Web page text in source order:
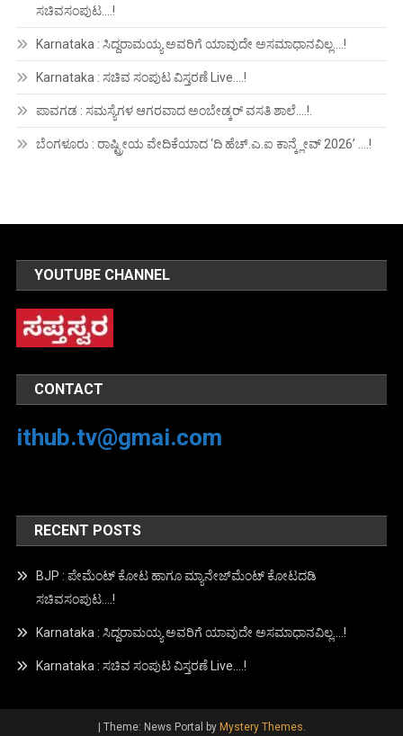
ಸಚಿವಸಂಪುಟ….!
Karnataka : ಸಿದ್ದರಾಮಯ್ಯ ಅವರಿಗೆ ಯಾವುದೇ ಅಸಮಾಧಾನವಿಲ್ಲ….!
Karnataka : ಸಚಿವ ಸಂಪುಟ ವಿಸ್ತರಣೆ Live….!
ಪಾವಗಡ : ಸಮಸ್ಯೆಗಳ ಆಗರವಾದ ಅಂಬೇಡ್ಕರ್ ವಸತಿ ಶಾಲೆ….!.
ಬೆಂಗಳೂರು : ರಾಷ್ಟ್ರೀಯ ವೇದಿಕೆಯಾದ ‘ದಿ ಹೆಚ್.ಎ.ಐ ಕಾನ್ಕ್ಲೇವ್ 2026’ ….!
YOUTUBE CHANNEL
CONTACT
ithub.tv@gmai.com
RECENT POSTS
BJP : ಪೇಮೆಂಟ್ ಕೋಟ ಹಾಗೂ ಮ್ಯಾನೇಜ್‍ಮೆಂಟ್ ಕೋಟದಡಿ
ಸಚಿವಸಂಪುಟ….!
Karnataka : ಸಿದ್ದರಾಮಯ್ಯ ಅವರಿಗೆ ಯಾವುದೇ ಅಸಮಾಧಾನವಿಲ್ಲ….!
Karnataka : ಸಚಿವ ಸಂಪುಟ ವಿಸ್ತರಣೆ Live….!
Theme: News Portal by Mystery Themes.